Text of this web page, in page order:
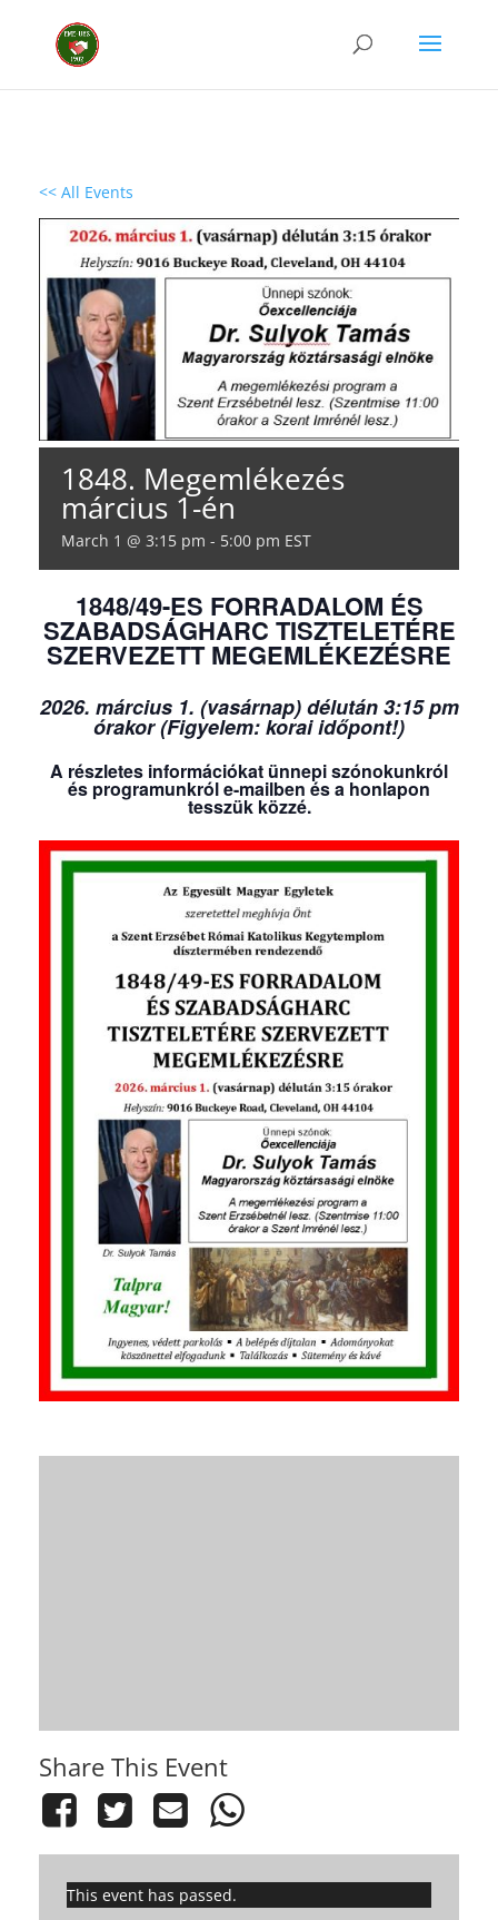
<< All Events
1848. Megemlékezés
március 1-én
March 1 @ 3:15 pm - 5:00 pm EST
1848/49-ES FORRADALOM ÉS
SZABADSÁGHARC TISZTELETÉRE
SZERVEZETT MEGEMLÉKEZÉSRE
2026. március 1. (vasárnap) délután 3:15 pm
órakor (Figyelem: korai időpont!)
A részletes információkat ünnepi szónokunkról
és programunkról e-mailben és a honlapon
tesszük közzé.
Share This Event
This event has passed.